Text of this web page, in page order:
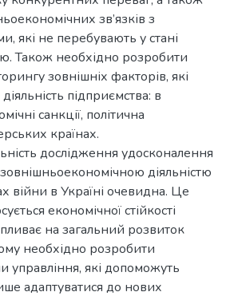
зв’язків з
які не перебувають у стані
Також необхідно розробити
зовнішніх факторів, які
підприємства: в
санкції, політична
країнах.
дослідження удосконалення
діяльністю
війни в Україні очевидна. Це
економічної стійкості
на загальний розвиток
необхідно розробити
управління, які допоможуть
адаптуватися до нових